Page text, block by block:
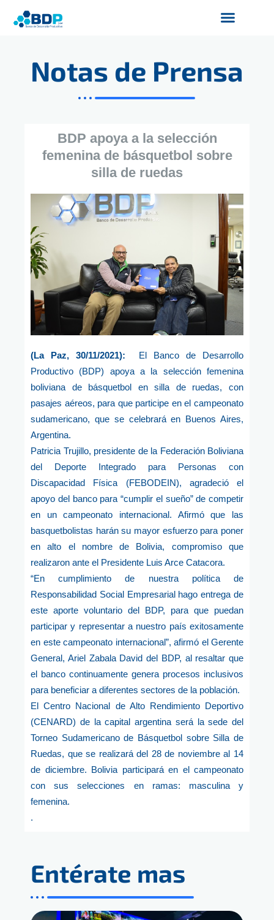
Notas de Prensa
BDP apoya a la selección
femenina de básquetbol sobre
silla de ruedas
(La Paz, 30/11/2021):
El Banco de Desarrollo
Productivo (BDP) apoya a la selección femenina
boliviana de básquetbol en silla de ruedas, con
pasajes aéreos, para que participe en el campeonato
sudamericano, que se celebrará en Buenos Aires,
Argentina.
Patricia Trujillo, presidente de la Federación Boliviana
del Deporte Integrado para Personas con
Discapacidad Física (FEBODEIN), agradeció el
apoyo del banco para “cumplir el sueño” de competir
en un campeonato internacional. Afirmó que las
basquetbolistas harán su mayor esfuerzo para poner
en alto el nombre de Bolivia, compromiso que
realizaron ante el Presidente Luis Arce Catacora.
“En cumplimiento de nuestra política de
Responsabilidad Social Empresarial hago entrega de
este aporte voluntario del BDP, para que puedan
participar y representar a nuestro país exitosamente
en este campeonato internacional”, afirmó el Gerente
General, Ariel Zabala David del BDP, al resaltar que
el banco continuamente genera procesos inclusivos
para beneficiar a diferentes sectores de la población.
El Centro Nacional de Alto Rendimiento Deportivo
(CENARD) de la capital argentina será la sede del
Torneo Sudamericano de Básquetbol sobre Silla de
Ruedas, que se realizará del 28 de noviembre al 14
de diciembre. Bolivia participará en el campeonato
con sus selecciones en ramas: masculina y
femenina.
.
Entérate mas